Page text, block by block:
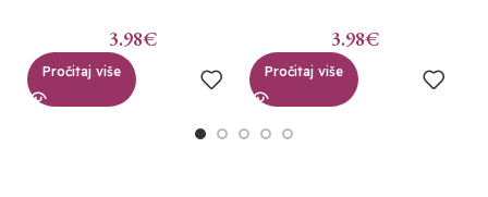
3.98€
Pročitaj više
3.98€
Pročitaj više